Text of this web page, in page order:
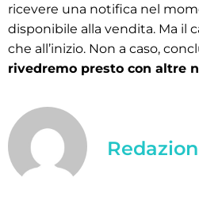
ricevere una notifica nel
disponibile alla vendita. Ma il
che all’inizio. Non a caso,
rivedremo presto con altre